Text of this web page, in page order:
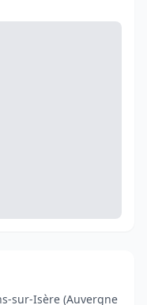
sur-Isère (Auvergne